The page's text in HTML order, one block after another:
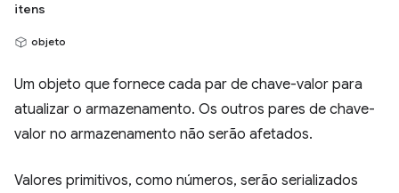
itens
objeto
Um objeto que fornece cada par de chave-valor para
atualizar o armazenamento. Os outros pares de chave-
valor no armazenamento não serão afetados.
Valores primitivos, como números, serão serializados